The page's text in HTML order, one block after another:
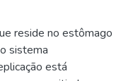
reside no estômago
sistema
está